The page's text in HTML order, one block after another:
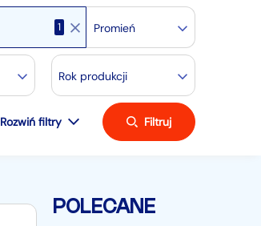
1 Promień
Rok produkcji
Rozwiń filtry Filtruj
POLECANE